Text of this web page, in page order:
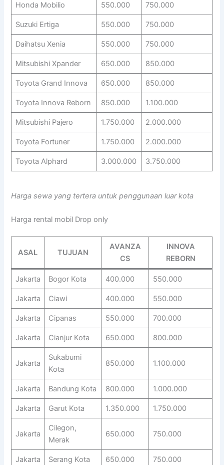
Honda Mobilio 550.000 750.000
Suzuki Ertiga 550.000 750.000
Daihatsu Xenia 550.000 750.000
Mitsubishi Xpander 650.000 850.000
Toyota Grand Innova 650.000 850.000
Toyota Innova Reborn 850.000 1.100.000
Mitsubishi Pajero 1.750.000 2.000.000
Toyota Fortuner 1.750.000 2.000.000
Toyota Alphard 3.000.000 3.750.000
Harga sewa yang tertera untuk penggunaan luar kota
Harga rental mobil Drop only
ASAL TUJUAN
AVANZA
CS
INNOVA
REBORN
Jakarta Bogor Kota 400.000 550.000
Jakarta Ciawi 400.000 550.000
Jakarta Cipanas 550.000 700.000
Jakarta Cianjur Kota 650.000 800.000
Jakarta
Sukabumi
Kota
850.000 1.100.000
Jakarta Bandung Kota 800.000 1.000.000
Jakarta Garut Kota 1.350.000 1.750.000
Jakarta
Cilegon,
Merak
650.000 750.000
Jakarta Serang Kota 650.000 750.000